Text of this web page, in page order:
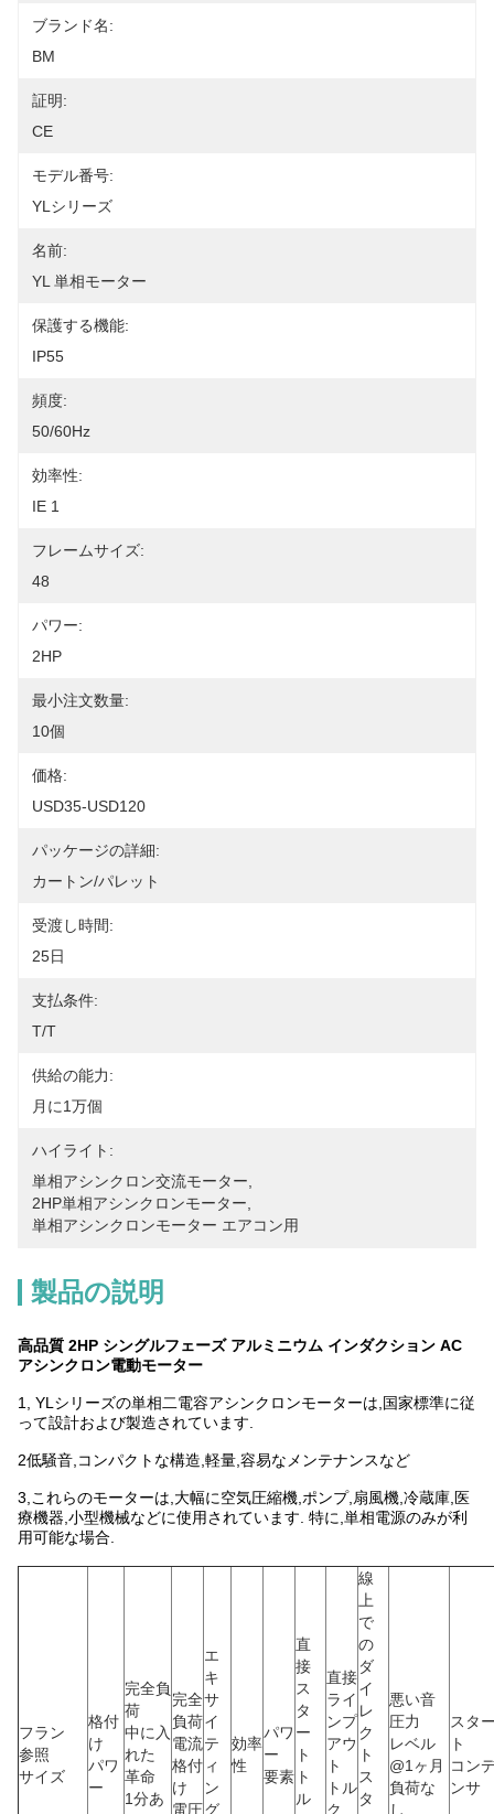
ブランド名:
BM
証明:
CE
モデル番号:
YLシリーズ
名前:
YL 単相モーター
保護する機能:
IP55
頻度:
50/60Hz
効率性:
IE 1
フレームサイズ:
48
パワー:
2HP
最小注文数量:
10個
価格:
USD35-USD120
パッケージの詳細:
カートン/パレット
受渡し時間:
25日
支払条件:
T/T
供給の能力:
月に1万個
ハイライト:
単相アシンクロン交流モーター
2HP単相アシンクロンモーター
単相アシンクロンモーター エアコン用
製品の説明
高品質 2HP シングルフェーズ アルミニウム インダクション AC
アシンクロン電動モーター
1, YLシリーズの単相二電容アシンクロンモーターは,国家標準に従
って設計および製造されています.
2低騒音,コンパクトな構造,軽量,容易なメンテナンスなど
3,これらのモーターは,大幅に空気圧縮機,ポンプ,扇風機,冷蔵庫,医
療機器,小型機械などに使用されています. 特に,単相電源のみが利
用可能な場合.
フラン
参照
サイズ
格付
け
パワ
ー
完全負
荷
中に入
れた
革命
1分あ
完全
負荷
電流
格付
け
電圧
エ
キ
サ
イ
テ
ィ
ン
グ
効率
性
パワ
ー
要素
直
接
ス
タ
ー
ト
ト
ル
直接
ライ
ンプ
アウ
ト
トル
ク
線
上
で
の
ダ
イ
レ
ク
ト
ス
タ
悪い音
圧力
レベル
@1ヶ月
負荷な
し
スタ
ト
コン
ンサ